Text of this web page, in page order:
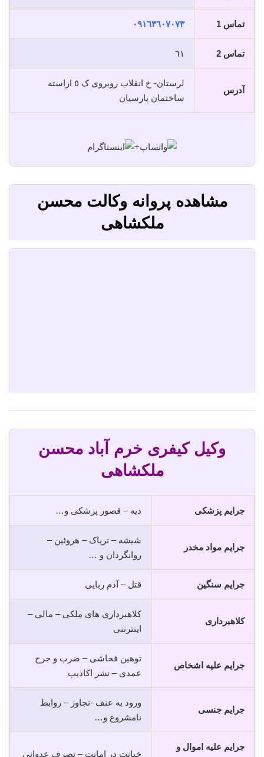
تماس 1 ٠٩١٦٣٦٠٧٠٧٣
تماس 2 ٦١
آدرس
لرستان- خ انقلاب روبروی ک ٥ اراسته
ساختمان پارسیان
+
مشاهده پروانه وکالت محسن
ملکشاهی
وکیل کیفری خرم آباد محسن
ملکشاهی
جرایم پزشکی دیه – قصور پزشکی و…
جرایم مواد مخدر
شیشه – تریاک – هروئین –
روانگردان و …
جرایم سنگین قتل – آدم ربایی
کلاهبرداری
کلاهبرداری های ملکی – مالی –
اینترنتی
جرایم علیه اشخاص
توهین فحاشی – ضرب و جرح
عمدی – نشر اکاذیب
جرایم جنسی
ورود به عنف -تجاوز – روابط
نامشروع و…
جرایم علیه اموال و
خیانت در امانت – تصرف عدوانی